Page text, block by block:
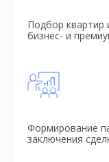
Подбор квартир
бизнес- и
Формирование
заключения